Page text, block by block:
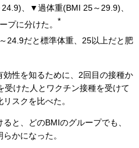
、▼過体重(BMI 25～29.9)、
プに分けた。 *
24.9だと標準体重、25以上だと肥
性を知るために、2回目の接種か
受けた人とワクチン接種を受けて
スクを比べた。
と、どのBMIのグループでも、
かになった。